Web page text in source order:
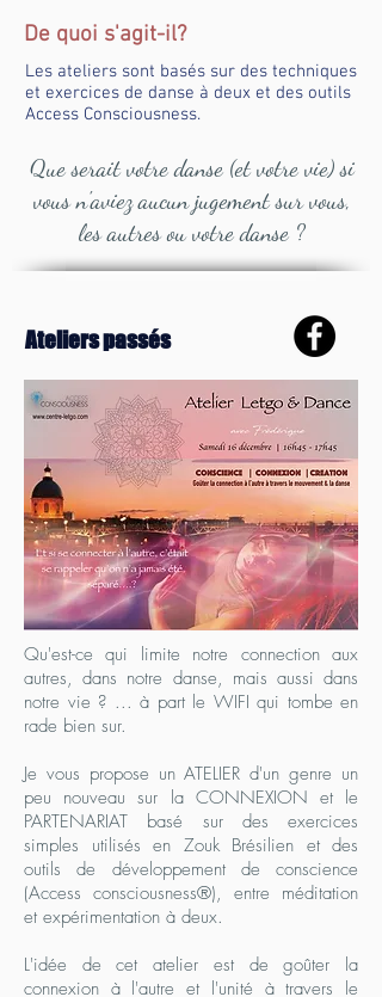
De quoi s'agit-il?
Les ateliers sont basés sur des techniques
et exercices de danse à deux et des outils
Access Consciousness.
Que serait votre danse (et votre vie) si
vous n'aviez aucun jugement sur vous,
les autres ou votre danse ?
Ateliers passés
Qu'est-ce qui limite notre connection aux
autres, dans notre danse, mais aussi dans
notre vie ? ... à part le WIFI qui tombe en
rade bien sur.
Je vous propose un ATELIER d'un genre un
peu nouveau sur la CONNEXION et le
PARTENARIAT basé sur des exercices
simples utilisés en Zouk Brésilien et des
outils de développement de conscience
(Access consciousness®), entre méditation
et expérimentation à deux.
L'idée de cet atelier est de goûter la
connexion à l'autre et l'unité à travers le